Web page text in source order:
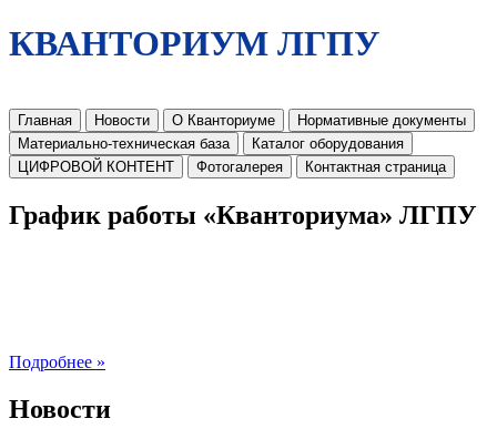
КВАНТОРИУМ ЛГПУ
Главная Новости О Кванториуме
Нормативные документы
Материально-техническая база
Каталог оборудования
ЦИФРОВОЙ КОНТЕНТ
Фотогалерея Контактная страница
График работы «Кванториума» ЛГПУ
Подробнее »
Новости